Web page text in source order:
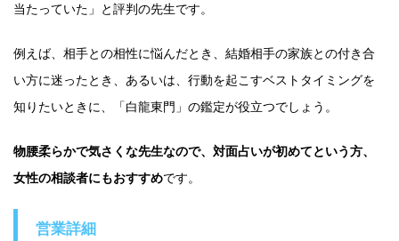
当たっていた」と評判の先生です。
例えば、相手との相性に悩んだとき、結婚相手の家族との付き合
い方に迷ったとき、あるいは、行動を起こすベストタイミングを
知りたいときに、「白龍東門」の鑑定が役立つでしょう。
物腰柔らかで気さくな先生なので、対面占いが初めてという方、
女性の相談者にもおすすめです。
営業詳細